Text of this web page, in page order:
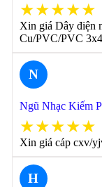
★★★★★
Xin giá Dây điện
Cu/PVC/PVC 3x4
N
Ngũ Nhạc Kiếm
★★★★★
Xin giá cáp cxv/
H